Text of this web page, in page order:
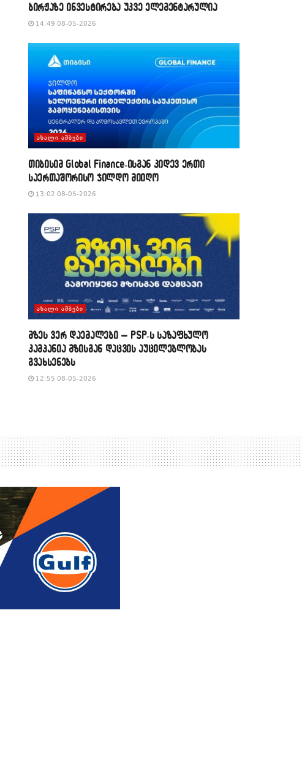
ბირჟაზე ინვესტირება უკვე ელემენტარულია
14:49 08-05-2026
ᲐᲮᲐᲚᲘ ᲐᲛᲑᲔᲑᲘ
თიბისიმ Global Finance-ისგან კიდევ ერთი
საერთაშორისო ჯილდო მიიღო
13:02 08-05-2026
ᲐᲮᲐᲚᲘ ᲐᲛᲑᲔᲑᲘ
მზეს ვერ დაემალები – PSP-ს საზაფხულო
კამპანია მზისგან დაცვის აუცილებლობას
გვახსენებს
12:55 08-05-2026